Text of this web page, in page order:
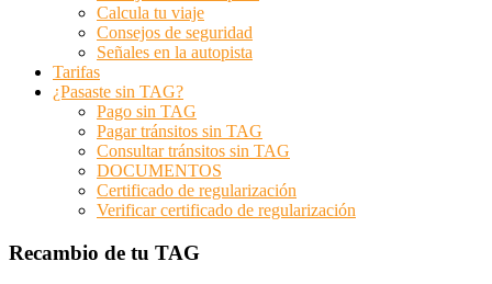
Calcula tu viaje
Consejos de seguridad
Señales en la autopista
Tarifas
¿Pasaste sin TAG?
Pago sin TAG
Pagar tránsitos sin TAG
Consultar tránsitos sin TAG
DOCUMENTOS
Certificado de regularización
Verificar certificado de regularización
Recambio de tu TAG